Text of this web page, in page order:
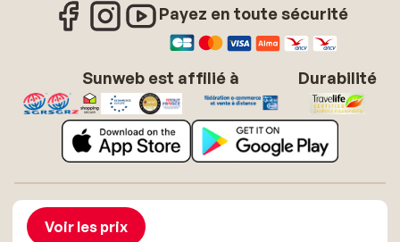
Voir les prix
Payez en toute sécurité
Sunweb est affilié à Durabilité
À propos de Sunweb
Conditions générales vacances soleil